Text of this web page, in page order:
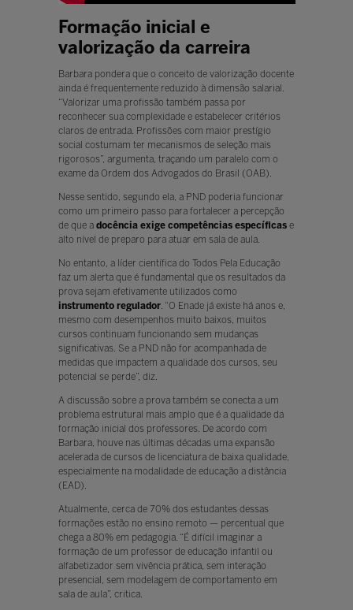
Formação inicial e
valorização da carreira
Barbara pondera que o conceito de valorização docente
ainda é frequentemente reduzido à dimensão salarial.
“Valorizar uma profissão também passa por
reconhecer sua complexidade e estabelecer critérios
claros de entrada. Profissões com maior prestígio
social costumam ter mecanismos de seleção mais
rigorosos”, argumenta, traçando um paralelo com o
exame da Ordem dos Advogados do Brasil (OAB).
Nesse sentido, segundo ela, a PND poderia funcionar
como um primeiro passo para fortalecer a percepção
de que a docência exige competências específicase
alto nível de preparo para atuar em sala de aula.
No entanto, a líder científica do Todos Pela Educação
faz um alerta que é fundamental que os resultados da
prova sejam efetivamente utilizados como
instrumento regulador. “O Enade já existe há anos e,
mesmo com desempenhos muito baixos, muitos
cursos continuam funcionando sem mudanças
significativas. Se a PND não for acompanhada de
medidas que impactem a qualidade dos cursos, seu
potencial se perde”, diz.
A discussão sobre a prova também se conecta a um
problema estrutural mais amplo que é a qualidade da
formação inicial dos professores. De acordo com
Barbara, houve nas últimas décadas uma expansão
acelerada de cursos de licenciatura de baixa qualidade,
especialmente na modalidade de educação a distância
(EAD).
Atualmente, cerca de 70% dos estudantes dessas
formações estão no ensino remoto — percentual que
chega a 80% em pedagogia. “É difícil imaginar a
formação de um professor de educação infantil ou
alfabetizador sem vivência prática, sem interação
presencial, sem modelagem de comportamento em
sala de aula”, critica.